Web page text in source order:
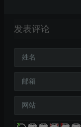
发表评论
姓名
邮箱
网站